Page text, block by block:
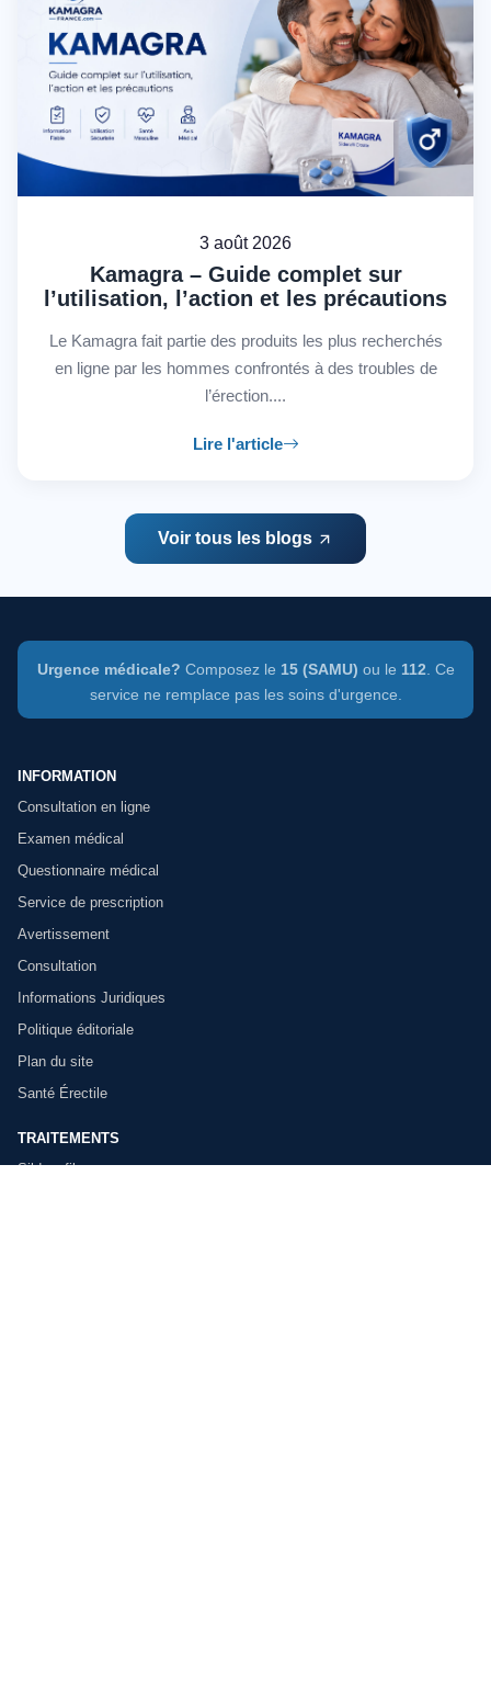
3 août 2026
Kamagra – Guide complet sur
l’utilisation, l’action et les précautions
Le Kamagra fait partie des produits les plus recherchés
en ligne par les hommes confrontés à des troubles de
l’érection....
Lire l'article
Voir tous les blogs
Urgence médicale? Composez le 15 (SAMU) ou le 112. Ce
service ne remplace pas les soins d'urgence.
INFORMATION
Consultation en ligne
Examen médical
Questionnaire médical
Service de prescription
Avertissement
Consultation
Informations Juridiques
Politique éditoriale
Plan du site
Santé Érectile
TRAITEMENTS
Sildenafil